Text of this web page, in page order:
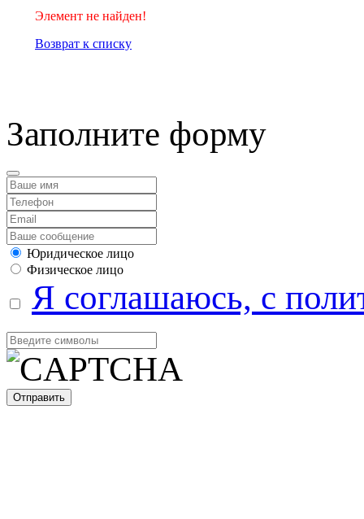
Элемент не найден!
Возврат к списку
Заполните форму
Юридическое лицо
Физическое лицо
Я соглашаюсь, с